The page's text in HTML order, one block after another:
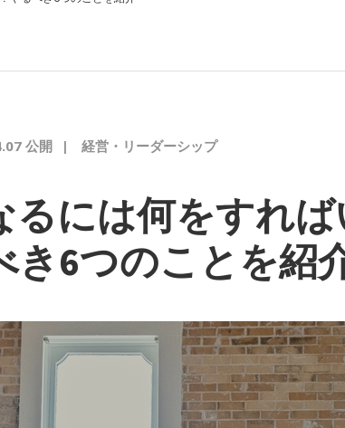
公開 | 経営・リーダーシップ
るには何をすれ
き6つのことを紹